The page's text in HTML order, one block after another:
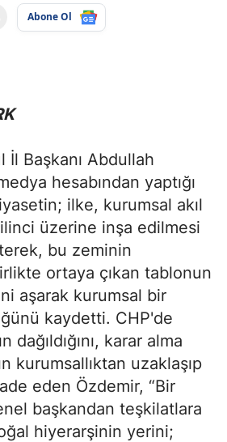
Abone Ol
İl Başkanı Abdullah
hesabından yaptığı
ilke, kurumsal akıl
üzerine inşa edilmesi
bu zeminin
ortaya çıkan tablonun
aşarak kurumsal bir
kaydetti. CHP'de
dağıldığını, karar alma
kurumsallıktan uzaklaşıp
eden Özdemir, “Bir
başkandan teşkilatlara
hiyerarşinin yerini;